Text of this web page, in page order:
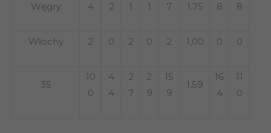
Węgry 4 2 1 1 7 1,75 8 8
Włochy 2 0 2 0 2 1,00 0 0
35
10
0
4
4
2
7
2
9
15
9
1,59
16
4
11
0